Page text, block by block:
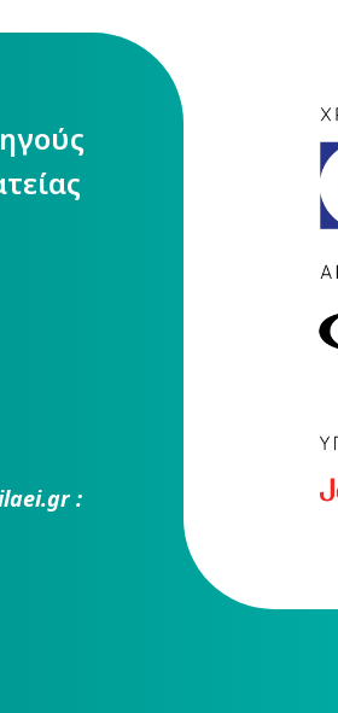
: